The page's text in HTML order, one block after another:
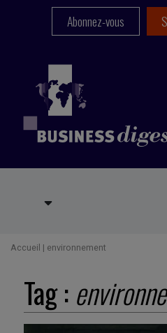
Abonnez-vous
Accueil | environnement
Tag :